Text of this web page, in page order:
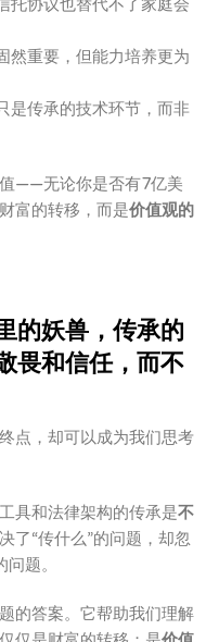
重要，但能力培养更为
传承的技术环节，而非
——无论你是否有7亿美
富的转移，而是价值观的
的妖兽，传承的
畏和信任，而不
点，却可以成为我们思考
具和法律架构的传承是不
了“传什么”的问题，却忽
题。
的答案。它帮助我们理解